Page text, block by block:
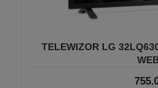
TELEWIZOR LG